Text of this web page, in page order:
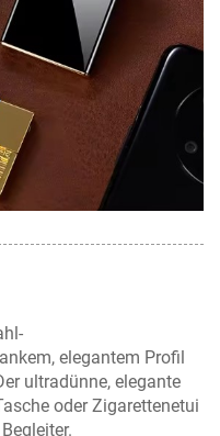
elegantem Profil
ultradünne, elegante
oder Zigarettenetui